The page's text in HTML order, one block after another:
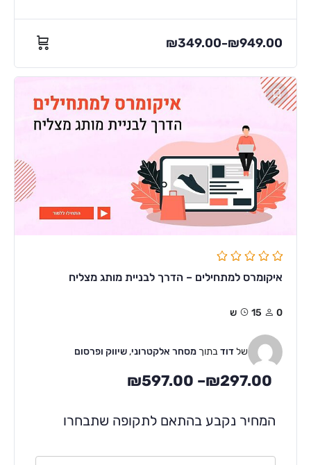
₪349.00–₪949.00
איקומרס למתחילים – הדרך לבניית מותג מצליח
0 15ש
שלדודבתוך מסחר אלקטרוני, שיווק ופרסום
₪297.00
–
₪597.00
המחיר נקבע בהתאם לתקופה שתבחרו